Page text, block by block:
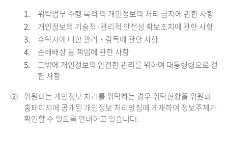
1.
위탁업무 수행 목적 외 개인정보의 처리 금지에 관한 사항
2.
개인정보의 기술적·관리적 안전성 확보조치에 관한 사항
3.
수탁자에 대한 관리・감독에 관한 사항
4.
손해배상 등 책임에 관한 사항
5.
그밖에 개인정보의 안전한 관리를 위하여 대통령령으로 정
한 사항
② 위원회는 개인정보 처리를 위탁하는 경우 위탁현황을 위원회
홈페이지에 공개된 개인정보 처리방침에 게재하여 정보주체가
확인할 수 있도록 안내하고 있습니다.